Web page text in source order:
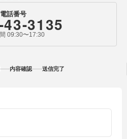
内容確認 送信完了
電話番号3135
09:30〜17:30